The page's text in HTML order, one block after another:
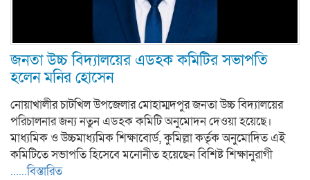
জনতা উচ্চ বিদ্যালয়ের এডহক কমিটির সভাপতি
হলেন মনির হোসেন
নোয়াখালীর চাটখিল উপজেলার মোহাম্মদপুর জনতা উচ্চ বিদ্যালয়ের
পরিচালনার জন্য নতুন এডহক কমিটি অনুমোদন দেওয়া হয়েছে।
মাধ্যমিক ও উচ্চমাধ্যমিক শিক্ষাবোর্ড, কুমিল্লা কর্তৃক অনুমোদিত এই
কমিটিতে সভাপতি হিসেবে মনোনীত হয়েছেন বিশিষ্ট শিক্ষানুরাগী
......বিস্তারিত